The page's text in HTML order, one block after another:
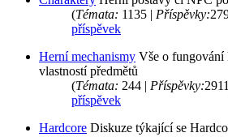
(Témata: 1135 | Příspěvky:
příspěvek
Herní mechanismy Vše o fungování
vlastností předmětů
(Témata: 244 | Příspěvky:
příspěvek
Hardcore Diskuze týkající se